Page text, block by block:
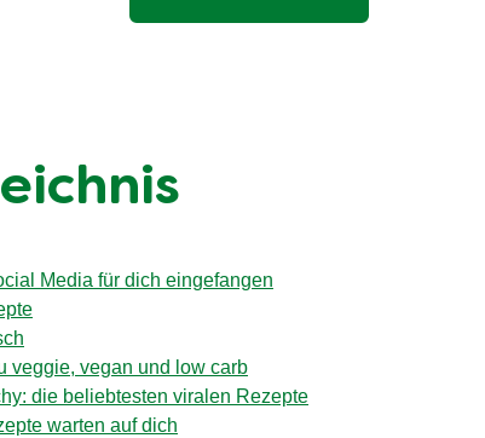
Media für dich eingefangen
veggie, vegan und low carb
die beliebtesten viralen Rezepte
warten auf dich